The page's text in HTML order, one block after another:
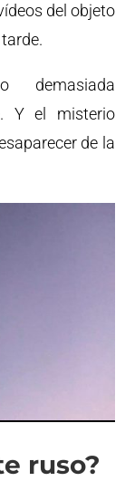
del objeto
demasiada
Y el misterio
de la
ruso?